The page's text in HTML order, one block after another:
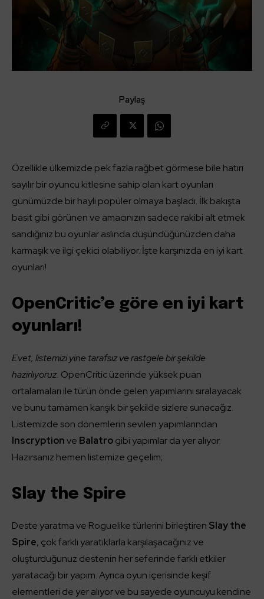
Paylaş
Özellikle ülkemizde pek fazla rağbet görmese bile hatırı
sayılır bir oyuncu kitlesine sahip olan kart oyunları
günümüzde bir hayli popüler olmaya başladı. İlk bakışta
basit gibi görünen ve amacınızın sadece rakibi alt etmek
sandığınız bu oyunlar aslında düşündüğünüzden daha
karmaşık ve ilgi çekici olabiliyor. İşte karşınızda en iyi kart
oyunları!
OpenCritic’e göre en iyi kart
oyunları!
Evet, listemizi yine tarafsız ve rastgele bir şekilde
hazırlıyoruz. OpenCritic üzerinde yüksek puan
ortalamaları ile türün önde gelen yapımlarını sıralayacak
ve bunu tamamen karışık bir şekilde sizlere sunacağız.
Listemizde son dönemlerin sevilen yapımlarından
Inscryptionve Balatrogibi yapımlar da yer alıyor.
Hazırsanız hemen listemize geçelim;
Slay the Spire
Deste yaratma ve Roguelike türlerini birleştiren Slay the
Spire, çok farklı yaratıklarla karşılaşacağınız ve
oluşturduğunuz destenin her seferinde farklı etkiler
yaratacağı bir yapım. Ayrıca oyun içerisinde keşif
elementleri de yer alıyor ve bu sayede oyuncuyu kendine